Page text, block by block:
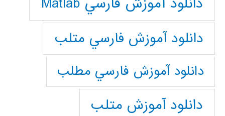
دانلود آموزش فارسي متلب
دانلود آموزش فارسي مطلب
دانلود آموزش متلب